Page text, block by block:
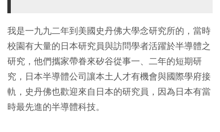
我是一九九二年到美國史丹佛大學念研究所的，當時
校園有大量的日本研究員與訪問學者活躍於半導體之
研究，他們攜家帶眷來矽谷從事一、二年的短期研
究，日本半導體公司讓本土人才有機會與國際學府接
軌，史丹佛也歡迎來自日本的研究員，因為日本有當
時最先進的半導體科技。